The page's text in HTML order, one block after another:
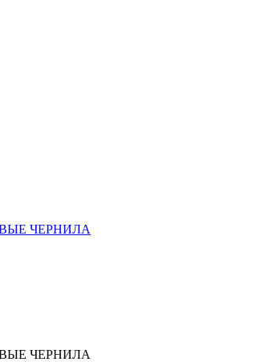
ЧЕРНИЛА
ЧЕРНИЛА